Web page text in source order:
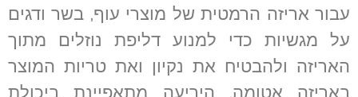
עבור אריזה הרמטית של מוצרי עוף, בשר ודגים
על מגשיות כדי למנוע דליפת נוזלים מתוך
האריזה ולהבטיח את נקיון ואת טריות המוצר